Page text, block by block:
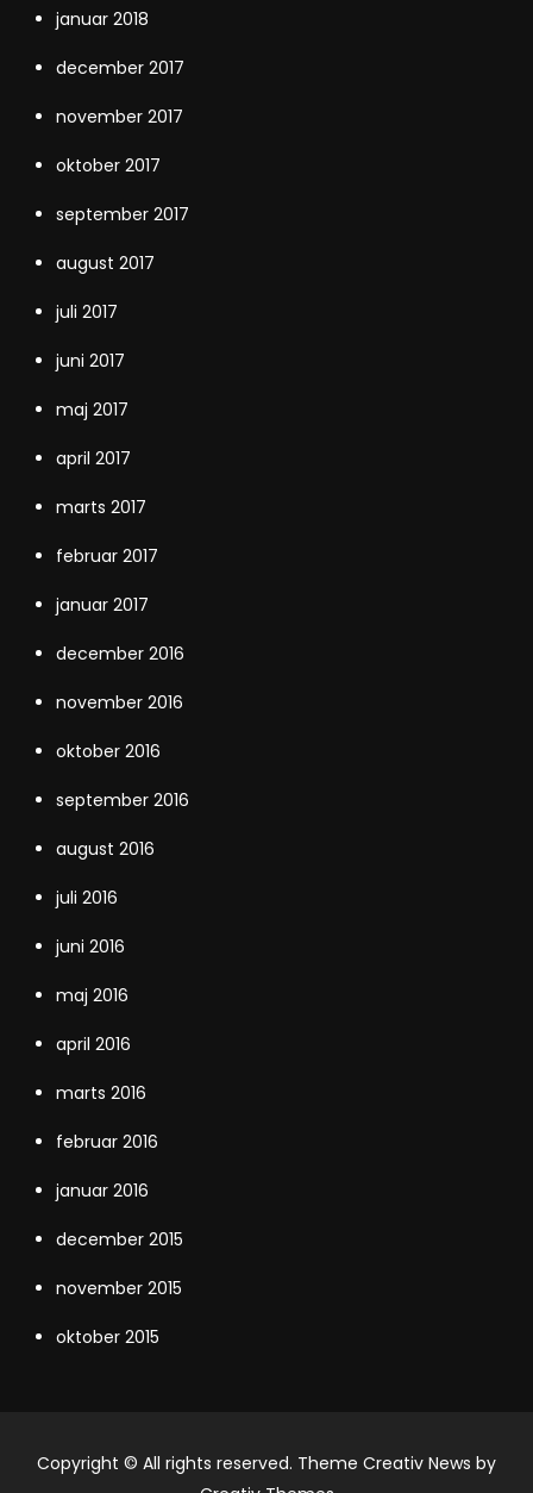
januar 2018
december 2017
november 2017
oktober 2017
september 2017
august 2017
juli 2017
juni 2017
maj 2017
april 2017
marts 2017
februar 2017
januar 2017
december 2016
november 2016
oktober 2016
september 2016
august 2016
juli 2016
juni 2016
maj 2016
april 2016
marts 2016
februar 2016
januar 2016
december 2015
november 2015
oktober 2015
Copyright © All rights reserved. Theme Creativ News by